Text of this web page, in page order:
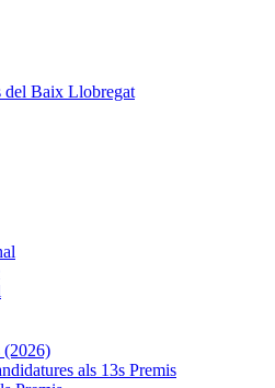
(2026)
als 13s Premis